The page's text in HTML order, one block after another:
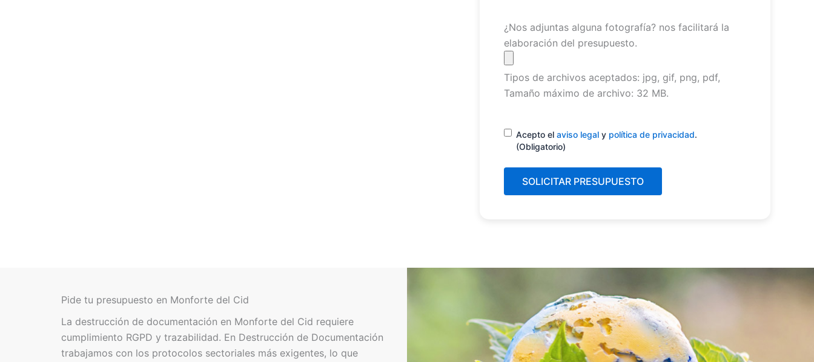
Archivo
¿Nos adjuntas alguna fotografía? nos facilitará la
elaboración del presupuesto.
Tipos de archivos aceptados: jpg, gif, png, pdf,
Tamaño máximo de archivo: 32 MB.
Consentimiento (Obligatorio)
Acepto el aviso legal y política de privacidad.
(Obligatorio)
Pide tu presupuesto en Monforte del Cid
La destrucción de documentación en Monforte del Cid requiere
cumplimiento RGPD y trazabilidad. En Destrucción de Documentación
trabajamos con los protocolos sectoriales más exigentes, lo que